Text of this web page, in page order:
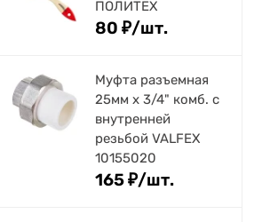
ПОЛИТЕХ
80 ₽/шт.
Муфта разъемная
25мм х 3/4" комб. с
внутренней
резьбой VALFEX
10155020
165₽/шт.